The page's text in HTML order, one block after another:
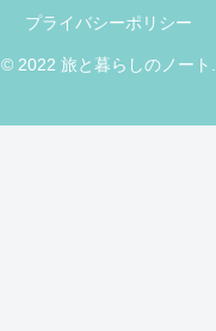
プライバシーポリシー
© 2022 旅と暮らしのノート.